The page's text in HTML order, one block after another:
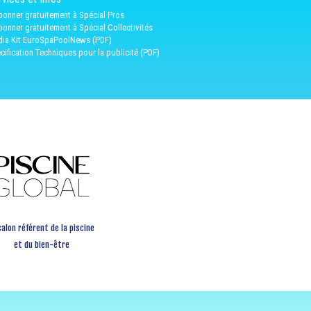
gratuitement à Spécial Pros
gratuitement à Spécial Collectivités
Kit EuroSpaPoolNews (PDF)
Techniques pour la publicité (PDF)
référent de la piscine
et du bien-être